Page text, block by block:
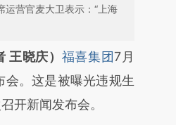
营官麦大卫表示：“上海
这段话：本文由第三方
新文章
王晓庆） 福喜集团7月
。这是被曝光违规生
开新闻发布会。